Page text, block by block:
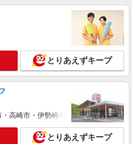
、笑顔の待つ場所！デイサービスの
円〜2062円 ＜日払い有/週払い有/交
(ガソリン代含む)＞
駅：大橋
！希望の働き方が叶う有料住宅のス
とりあえずキープ
高崎市・伊勢崎市・太田市・館林市
とりあえずキープ